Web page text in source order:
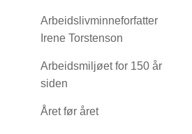
Arbeidslivminneforfatter
Irene Torstenson
Arbeidsmiljøet for 150 år
siden
Året før året